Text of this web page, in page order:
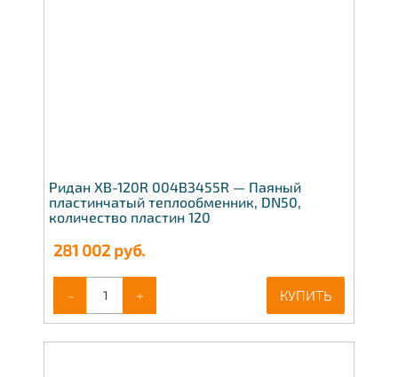
Ридан XB-120R 004B3455R — Паяный
пластинчатый теплообменник, DN50,
количество пластин 120
281 002 руб.
- + КУПИТЬ